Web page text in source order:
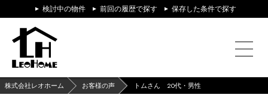
検討中の物件 前回の履歴で探す 保存した条件で探す
株式会社レオホーム お客様の声 トムさん 20代・男性